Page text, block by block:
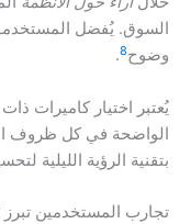
وضوح8
.
يُعتبر اختيار كاميرات
الواضحة في كل ظروف
بتقنية الرؤية الليلية
تجارب المستخدمين